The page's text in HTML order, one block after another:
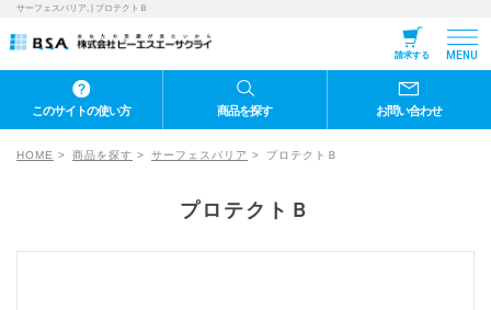
サーフェスバリア, | プロテクトＢ
請求する MENU
このサイトの使い方 商品を探す お問い合わせ
HOME 商品を探す サーフェスバリア プロテクトＢ
プロテクトＢ